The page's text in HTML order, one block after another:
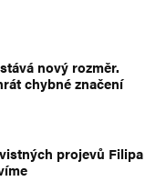
nový rozměr.
chybné značení
projevů Filipa